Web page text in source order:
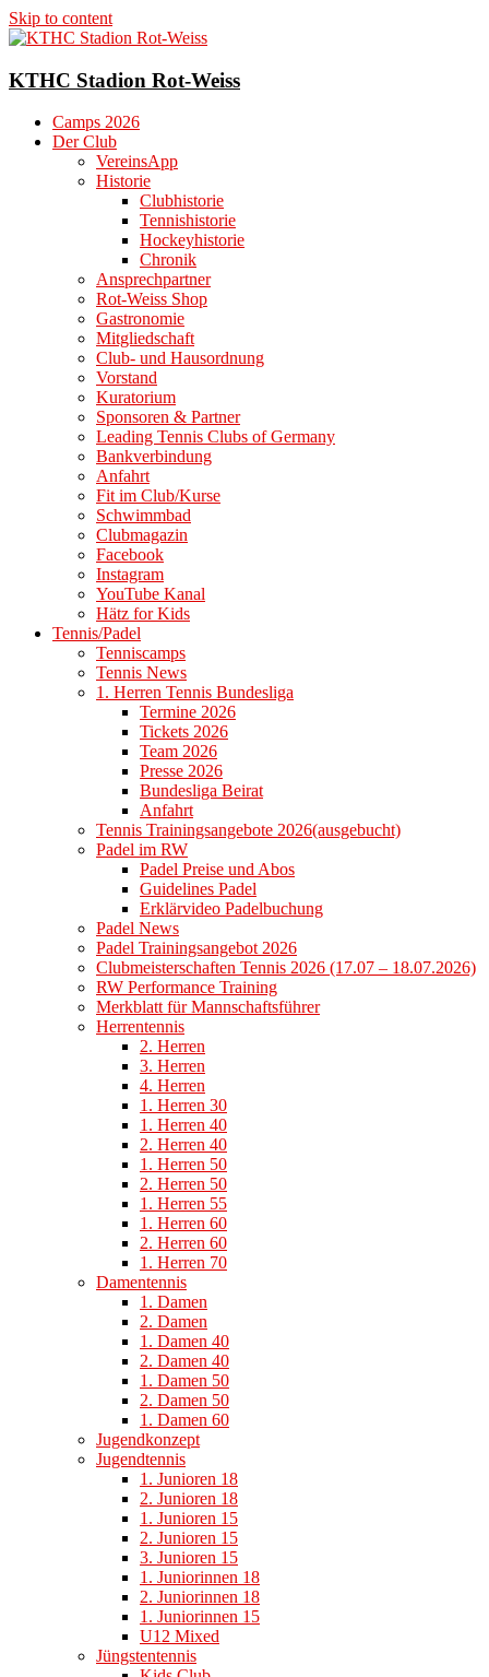
Skip to content
KTHC Stadion Rot-Weiss
Camps 2026
Der Club
VereinsApp
Historie
Clubhistorie
Tennishistorie
Hockeyhistorie
Chronik
Ansprechpartner
Rot-Weiss Shop
Gastronomie
Mitgliedschaft
Club- und Hausordnung
Vorstand
Kuratorium
Sponsoren & Partner
Leading Tennis Clubs of Germany
Bankverbindung
Anfahrt
Fit im Club/Kurse
Schwimmbad
Clubmagazin
Facebook
Instagram
YouTube Kanal
Hätz for Kids
Tennis/Padel
Tenniscamps
Tennis News
1. Herren Tennis Bundesliga
Termine 2026
Tickets 2026
Team 2026
Presse 2026
Bundesliga Beirat
Anfahrt
Tennis Trainingsangebote 2026(ausgebucht)
Padel im RW
Padel Preise und Abos
Guidelines Padel
Erklärvideo Padelbuchung
Padel News
Padel Trainingsangebot 2026
Clubmeisterschaften Tennis 2026 (17.07 – 18.07.2026)
RW Performance Training
Merkblatt für Mannschaftsführer
Herrentennis
2. Herren
3. Herren
4. Herren
1. Herren 30
1. Herren 40
2. Herren 40
1. Herren 50
2. Herren 50
1. Herren 55
1. Herren 60
2. Herren 60
1. Herren 70
Damentennis
1. Damen
2. Damen
1. Damen 40
2. Damen 40
1. Damen 50
2. Damen 50
1. Damen 60
Jugendkonzept
Jugendtennis
1. Junioren 18
2. Junioren 18
1. Junioren 15
2. Junioren 15
3. Junioren 15
1. Juniorinnen 18
2. Juniorinnen 18
1. Juniorinnen 15
U12 Mixed
Jüngstentennis